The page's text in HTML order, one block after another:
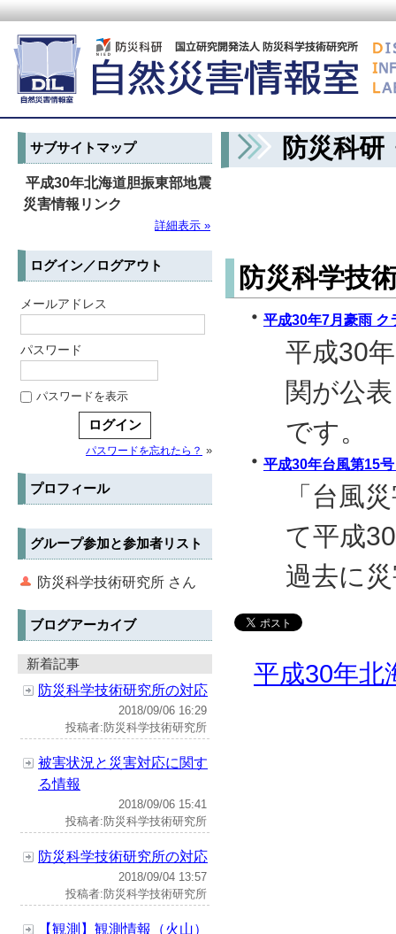
サブサイトマップ
平成30年北海道胆振東部地震
災害情報リンク
詳細表示 »
ログイン／ログアウト
メールアドレス
パスワード
パスワードを表示
パスワードを忘れたら？ »
プロフィール
グループ参加と参加者リスト
防災科学技術研究所 さん
ブログアーカイブ
新着記事
防災科学技術研究所の対応
2018/09/06 16:29
投稿者:防災科学技術研究所
被害状況と災害対応に関す
る情報
2018/09/06 15:41
投稿者:防災科学技術研究所
防災科学技術研究所の対応
2018/09/04 13:57
投稿者:防災科学技術研究所
【観測】観測情報（火山）
防災科
防災科学技
平成30年7月豪雨 ク
平成30
関が公
です。
平成30年台風第15
「台風
て平成
過去に
平成30年北